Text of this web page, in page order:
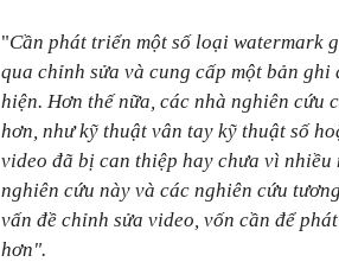
"Cần phát triển một số loại watermark
qua chỉnh sửa và cung cấp một bản
hiện. Hơn thế nữa, các nhà nghiên cứu
hơn, như kỹ thuật vân tay kỹ thuật số
video đã bị can thiệp hay chưa vì nhiều
nghiên cứu này và các nghiên cứu
vấn đề chỉnh sửa video, vốn cần để
hơn".